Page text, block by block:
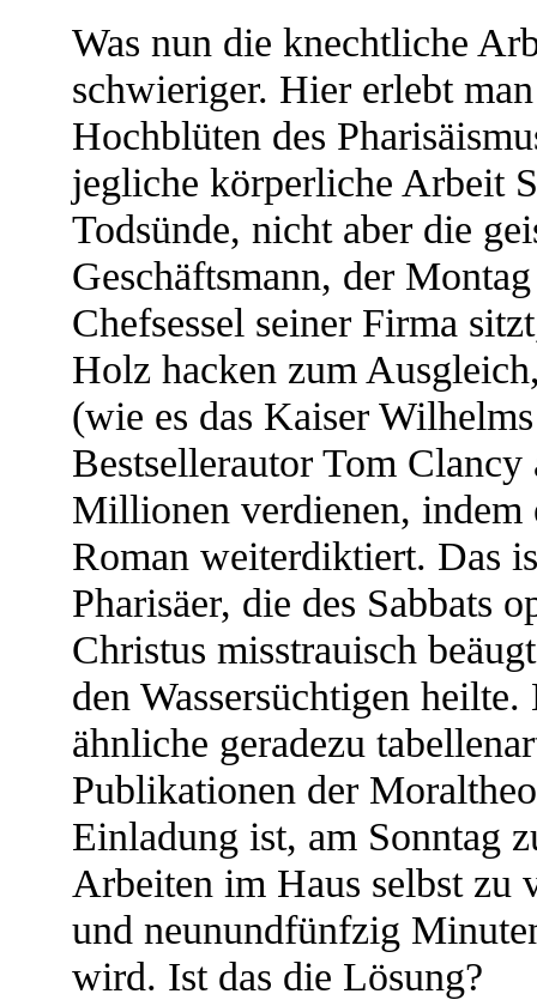
Was nun die knechtliche
schwieriger. Hier erlebt
Hochblüten des
jegliche körperliche Arbeit
Todsünde, nicht aber die
Geschäftsmann, der
Chefsessel seiner Firma
Holz hacken zum
(wie es das Kaiser
Bestsellerautor Tom
Millionen verdienen, indem
Roman weiterdiktiert. Das
Pharisäer, die des Sabbats
Christus misstrauisch
den Wassersüchtigen
ähnliche geradezu
Publikationen der
Einladung ist, am Sonntag
Arbeiten im Haus selbst zu
und neunundfünfzig
wird. Ist das die Lösung?